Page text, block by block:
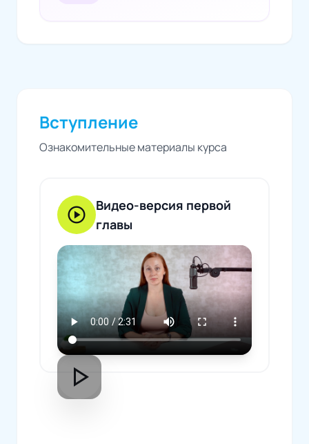
Вступление
Ознакомительные материалы курса
play_circle
Видео-версия первой
главы
play_arrow